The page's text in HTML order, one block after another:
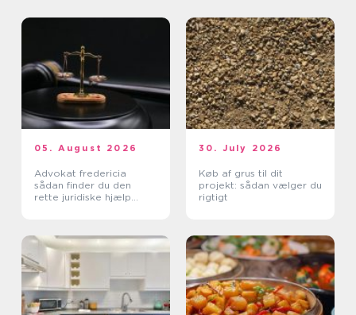
05. August 2026
Advokat fredericia
sådan finder du den
rette juridiske hjælp
30. July 2026
Køb af grus til dit
projekt: sådan vælger du
rigtigt